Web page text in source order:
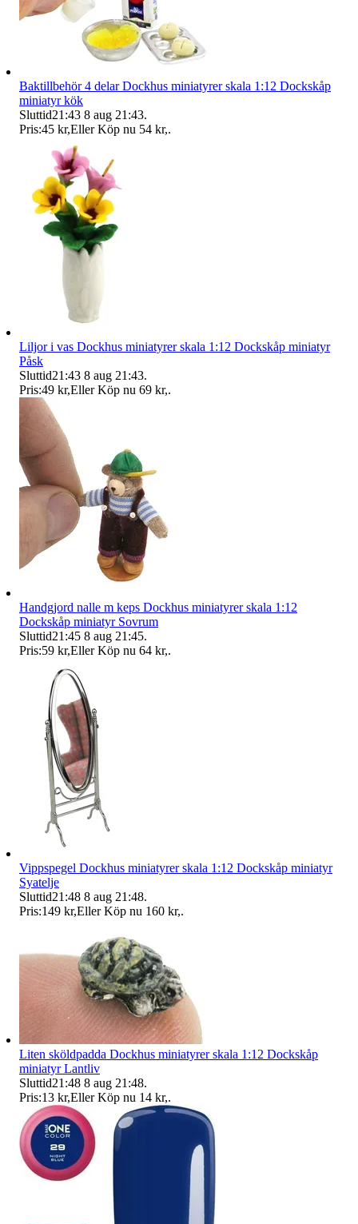
Baktillbehör 4 delar Dockhus miniatyrer skala 1:12 Dockskåp
miniatyr kök
Sluttid21:43 8 aug 21:43.
Pris:45 kr,Eller Köp nu 54 kr,.
Liljor i vas Dockhus miniatyrer skala 1:12 Dockskåp miniatyr
Påsk
Sluttid21:43 8 aug 21:43.
Pris:49 kr,Eller Köp nu 69 kr,.
Handgjord nalle m keps Dockhus miniatyrer skala 1:12
Dockskåp miniatyr Sovrum
Sluttid21:45 8 aug 21:45.
Pris:59 kr,Eller Köp nu 64 kr,.
Vippspegel Dockhus miniatyrer skala 1:12 Dockskåp miniatyr
Syatelje
Sluttid21:48 8 aug 21:48.
Pris:149 kr,Eller Köp nu 160 kr,.
Liten sköldpadda Dockhus miniatyrer skala 1:12 Dockskåp
miniatyr Lantliv
Sluttid21:48 8 aug 21:48.
Pris:13 kr,Eller Köp nu 14 kr,.